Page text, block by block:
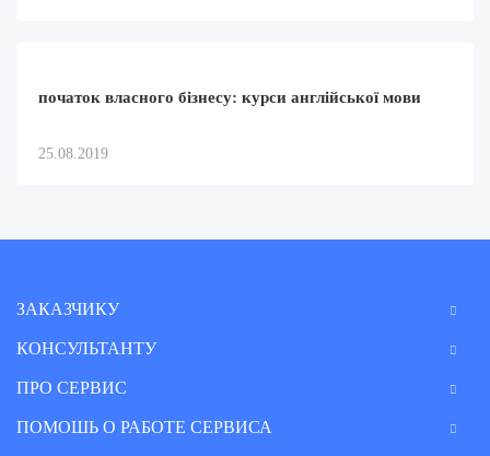
початок власного бізнесу: курси англійської мови
25.08.2019
ЗАКАЗЧИКУ
КОНСУЛЬТАНТУ
ПРО СЕРВИС
ПОМОШЬ О РАБОТЕ СЕРВИСА